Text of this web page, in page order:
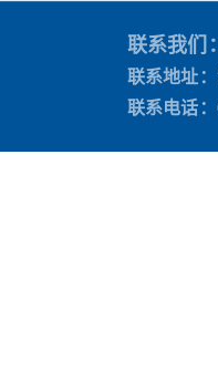
联系我们：
联系地址
联系电话